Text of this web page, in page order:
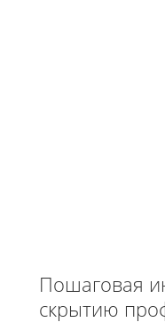
Пошаговая
скрытию